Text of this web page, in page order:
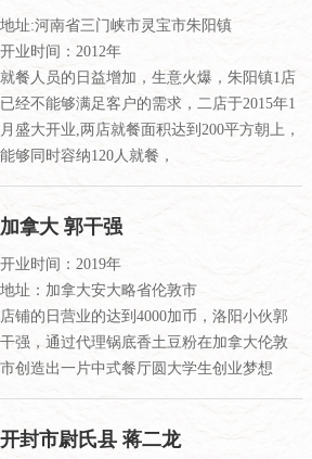
地址:河南省三门峡市灵宝市朱阳镇
开业时间：2012年
就餐人员的日益增加，生意火爆，朱阳镇1店
已经不能够满足客户的需求，二店于2015年1
月盛大开业,两店就餐面积达到200平方朝上，
能够同时容纳120人就餐，
加拿大 郭干强
开业时间：2019年
地址：加拿大安大略省伦敦市
店铺的日营业的达到4000加币，洛阳小伙郭
干强，通过代理锅底香土豆粉在加拿大伦敦
市创造出一片中式餐厅圆大学生创业梦想
开封市尉氏县 蒋二龙